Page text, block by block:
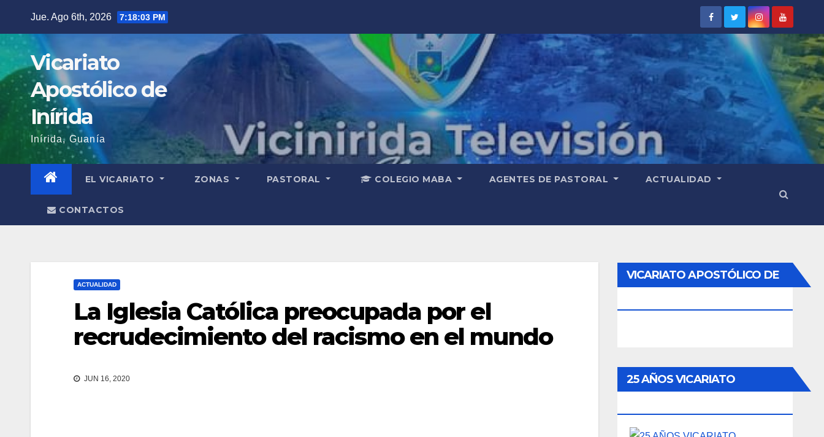
contenido
Jue. Ago 6th, 2026 7:18:05 PM
Vicariato
Apostólico de
Inírida
Inírida, Guanía
EL VICARIATO ZONAS PASTORAL COLEGIO MABA AGENTES DE PASTORAL ACTUALIDAD
CONTACTOS
ACTUALIDAD
La Iglesia Católica preocupada por el
recrudecimiento del racismo en el mundo
JUN 16, 2020
VICARIATO APOSTÓLICO DE
25 AÑOS VICARIATO